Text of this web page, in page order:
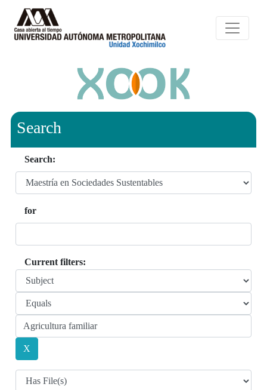
Search
Search:
for
Current filters: